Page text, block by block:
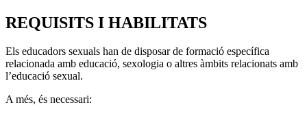
REQUISITS I HABILITATS
Els educadors sexuals han de disposar de formació específica
relacionada amb educació, sexologia o altres àmbits relacionats amb
l’educació sexual.
A més, és necessari: